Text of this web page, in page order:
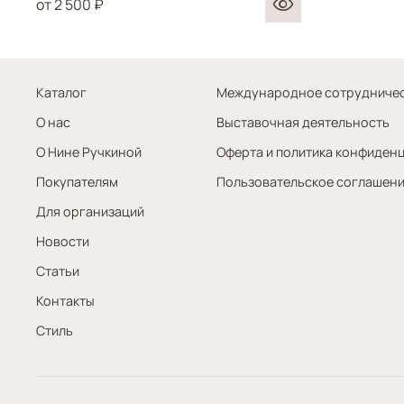
от2 500 ₽
Каталог
О нас
О Нине Ручкиной
Покупателям
Для организаций
Новости
Статьи
Контакты
Стиль
Международное
Выставочная деятельность
Оферта и политика
Пользовательское